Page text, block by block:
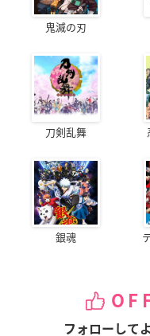
鬼滅の刃
刀剣乱舞
銀魂
フォローして